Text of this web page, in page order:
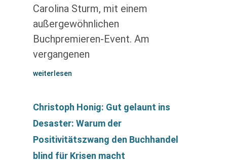
Carolina Sturm, mit einem
außergewöhnlichen
Buchpremieren-Event. Am
vergangenen
weiterlesen
Christoph Honig: Gut gelaunt ins
Desaster: Warum der
Positivitätszwang den Buchhandel
blind für Krisen macht